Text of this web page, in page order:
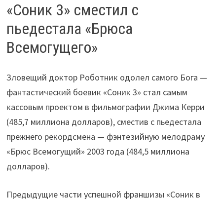
«Соник 3» сместил с
пьедестала «Брюса
Всемогущего»
Зловещий доктор Роботник одолел самого Бога —
фантастический боевик «Соник 3» стал самым
кассовым проектом в фильмографии Джима Керри
(485,7 миллиона долларов), сместив с пьедестала
прежнего рекордсмена — фэнтезийную мелодраму
«Брюс Всемогущий» 2003 года (484,5 миллиона
долларов).
Предыдущие части успешной франшизы «Соник в